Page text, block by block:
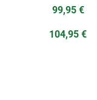
99,95 €
104,95 €